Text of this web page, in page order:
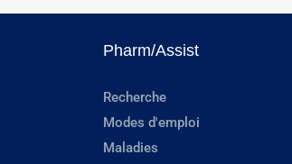
Pharm/Assist
Recherche
Modes d'emploi
Maladies